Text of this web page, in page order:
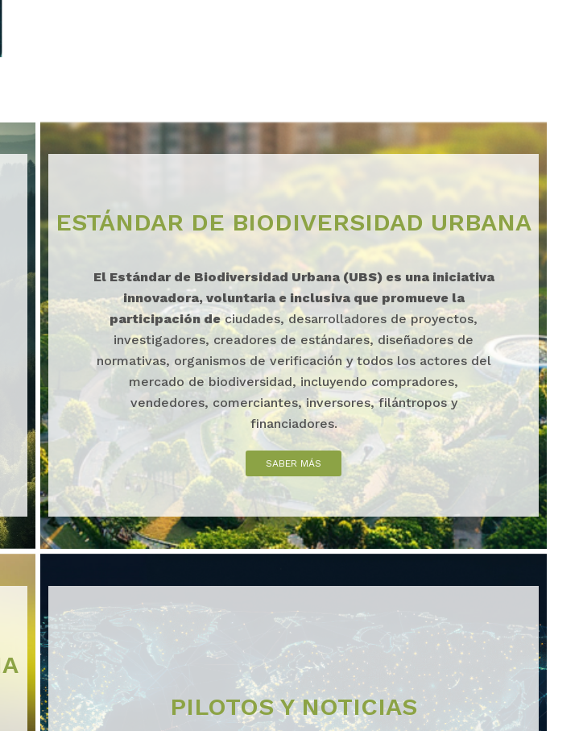
ESTÁNDAR DE BIODIVERSIDAD URBANA
El Estándar de Biodiversidad Urbana (UBS) es una iniciativa
innovadora, voluntaria e inclusiva que promueve la
participación deciudades, desarrolladores de proyectos,
investigadores, creadores de estándares, diseñadores de
normativas, organismos de verificación y todos los actores del
mercado de biodiversidad, incluyendo compradores,
vendedores, comerciantes, inversores, filántropos y
financiadores.
SABER MÁS
PILOTOS Y NOTICIAS